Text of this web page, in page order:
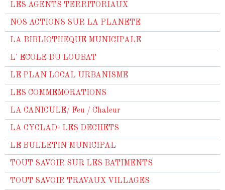
LES AGENTS TERRITORIAUX
NOS ACTIONS SUR LA PLANETE
LA BIBLIOTHEQUE MUNICIPALE
L' ECOLE DU LOUBAT
LE PLAN LOCAL URBANISME
LES COMMEMORATIONS
LA CANICULE/ Feu / Chaleur
LA CYCLAD- LES DECHETS
LE BULLETIN MUNICIPAL
TOUT SAVOIR SUR LES BATIMENTS
TOUT SAVOIR TRAVAUX VILLAGES